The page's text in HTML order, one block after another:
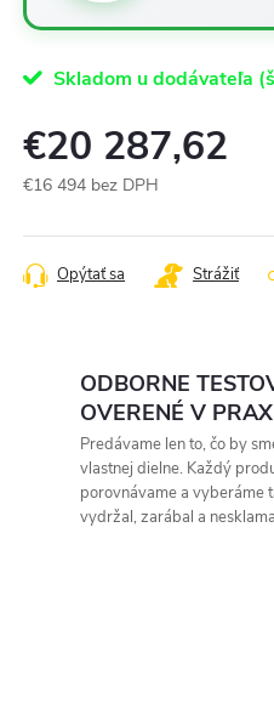
Skladom u dodávateľa
€20 287,62
€16 494 bez DPH
cena:
Opýtať sa Strážiť
ODBORNE
OVERENÉ V
Predávame len to, čo by
vlastnej dielne. Každý
porovnávame a vyberáme
vydržal, zarábal a